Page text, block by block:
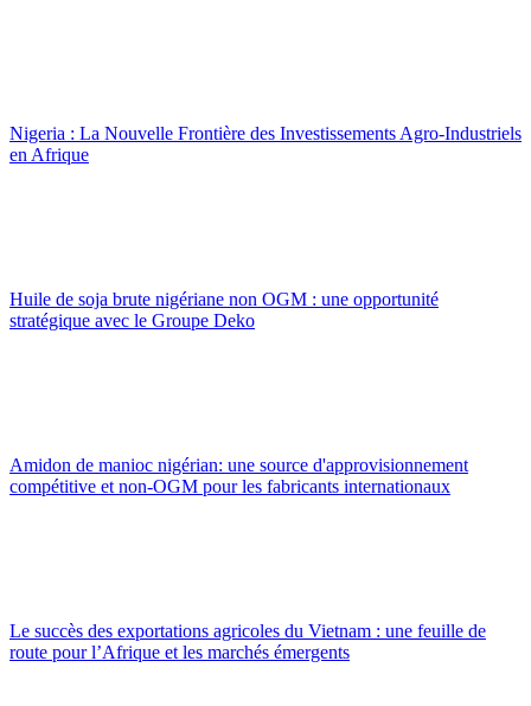
Nigeria : La Nouvelle Frontière des Investissements Agro-Industriels
en Afrique
Huile de soja brute nigériane non OGM : une opportunité
stratégique avec le Groupe Deko
Amidon de manioc nigérian: une source d'approvisionnement
compétitive et non-OGM pour les fabricants internationaux
Le succès des exportations agricoles du Vietnam : une feuille de
route pour l’Afrique et les marchés émergents